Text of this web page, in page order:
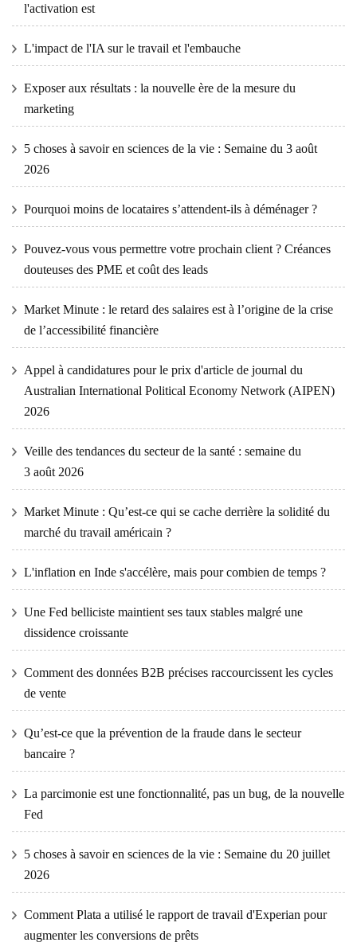
l'activation est
L'impact de l'IA sur le travail et l'embauche
Exposer aux résultats : la nouvelle ère de la mesure du
marketing
5 choses à savoir en sciences de la vie : Semaine du 3 août
2026
Pourquoi moins de locataires s’attendent-ils à déménager ?
Pouvez-vous vous permettre votre prochain client ? Créances
douteuses des PME et coût des leads
Market Minute : le retard des salaires est à l’origine de la crise
de l’accessibilité financière
Appel à candidatures pour le prix d'article de journal du
Australian International Political Economy Network (AIPEN)
2026
Veille des tendances du secteur de la santé : semaine du
3 août 2026
Market Minute : Qu’est-ce qui se cache derrière la solidité du
marché du travail américain ?
L'inflation en Inde s'accélère, mais pour combien de temps ?
Une Fed belliciste maintient ses taux stables malgré une
dissidence croissante
Comment des données B2B précises raccourcissent les cycles
de vente
Qu’est-ce que la prévention de la fraude dans le secteur
bancaire ?
La parcimonie est une fonctionnalité, pas un bug, de la nouvelle
Fed
5 choses à savoir en sciences de la vie : Semaine du 20 juillet
2026
Comment Plata a utilisé le rapport de travail d'Experian pour
augmenter les conversions de prêts